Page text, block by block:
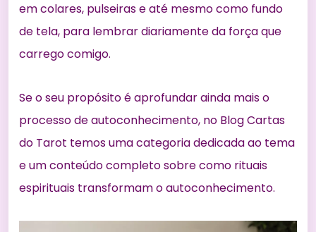
em colares, pulseiras e até mesmo como fundo
de tela, para lembrar diariamente da força que
carrego comigo.
Se o seu propósito é aprofundar ainda mais o
processo de autoconhecimento, no Blog Cartas
do Tarot temos umacategoria dedicada ao tema
e um conteúdo completo sobre como rituais
espirituais transformam o autoconhecimento.